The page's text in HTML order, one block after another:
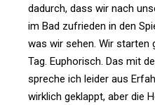
dadurch, dass wir nach
im Bad zufrieden in den
was wir sehen. Wir starten
Tag. Eupho­risch. Das mit
spreche ich leider aus
wirk­lich geklappt, aber die